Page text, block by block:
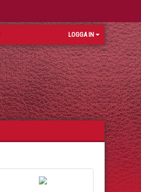
LOGGA IN